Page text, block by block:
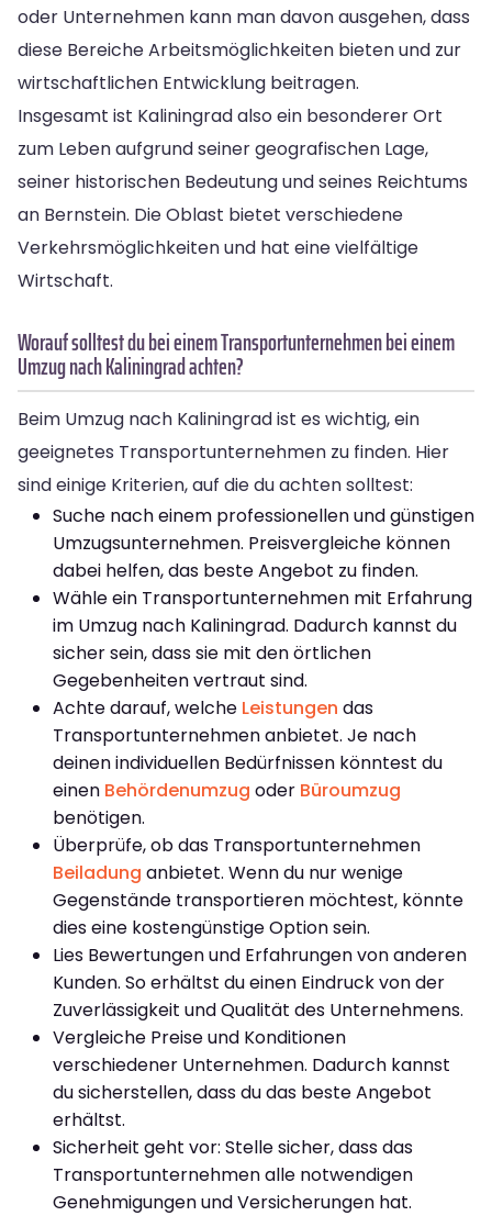
oder Unternehmen kann man davon ausgehen, dass
diese Bereiche Arbeitsmöglichkeiten bieten und zur
wirtschaftlichen Entwicklung beitragen.
Insgesamt ist Kaliningrad also ein besonderer Ort
zum Leben aufgrund seiner geografischen Lage,
seiner historischen Bedeutung und seines Reichtums
an Bernstein. Die Oblast bietet verschiedene
Verkehrsmöglichkeiten und hat eine vielfältige
Wirtschaft.
Worauf solltest du bei einem Transportunternehmen bei einem
Umzug nach Kaliningrad achten?
Beim Umzug nach Kaliningrad ist es wichtig, ein
geeignetes Transportunternehmen zu finden. Hier
sind einige Kriterien, auf die du achten solltest:
Suche nach einem professionellen und günstigen
Umzugsunternehmen. Preisvergleiche können
dabei helfen, das beste Angebot zu finden.
Wähle ein Transportunternehmen mit Erfahrung
im Umzug nach Kaliningrad. Dadurch kannst du
sicher sein, dass sie mit den örtlichen
Gegebenheiten vertraut sind.
Achte darauf, welche Leistungen das
Transportunternehmen anbietet. Je nach
deinen individuellen Bedürfnissen könntest du
einen Behördenumzug oder Büroumzug
benötigen.
Überprüfe, ob das Transportunternehmen
Beiladung anbietet. Wenn du nur wenige
Gegenstände transportieren möchtest, könnte
dies eine kostengünstige Option sein.
Lies Bewertungen und Erfahrungen von anderen
Kunden. So erhältst du einen Eindruck von der
Zuverlässigkeit und Qualität des Unternehmens.
Vergleiche Preise und Konditionen
verschiedener Unternehmen. Dadurch kannst
du sicherstellen, dass du das beste Angebot
erhältst.
Sicherheit geht vor: Stelle sicher, dass das
Transportunternehmen alle notwendigen
Genehmigungen und Versicherungen hat.